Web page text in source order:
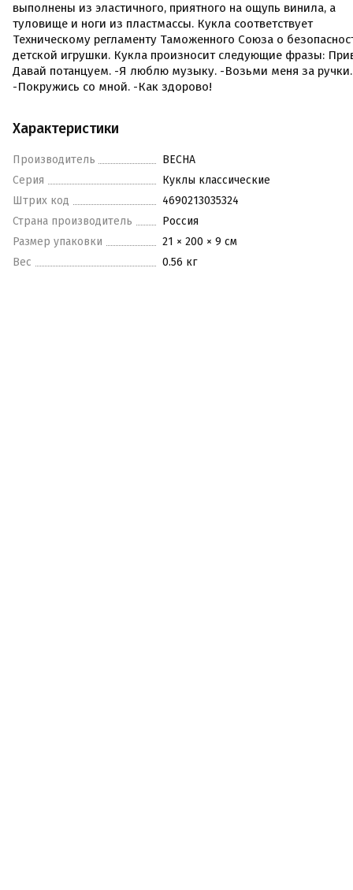
выполнены из эластичного, приятного на ощупь винила, а
туловище и ноги из пластмассы. Кукла соответствует
Техническому регламенту Таможенного Союза о
детской игрушки. Кукла произносит следующие фразы:
Давай потанцуем. -Я люблю музыку. -Возьми меня за ручки.
-Покружись со мной. -Как здорово!
Характеристики
Производитель
ВЕСНА
Серия
Куклы классические
Штрих код
4690213035324
Страна производитель
Россия
Размер упаковки
21 × 200 × 9 см
Вес
0.56 кг